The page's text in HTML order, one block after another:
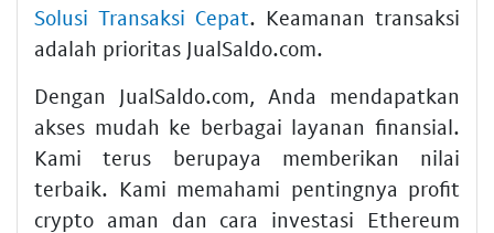
Solusi Transaksi Cepat. Keamanan transaksi
adalah prioritas JualSaldo.com.
Dengan JualSaldo.com, Anda mendapatkan
akses mudah ke berbagai layanan finansial.
Kami terus berupaya memberikan nilai
terbaik. Kami memahami pentingnya profit
crypto aman dan cara investasi Ethereum